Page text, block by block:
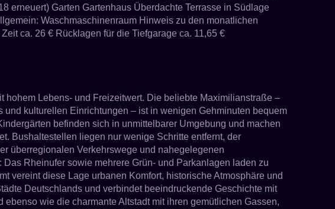
erneuert) Garten Gartenhaus Überdachte Terrasse in Südlage
Waschmaschinenraum Hinweis zu den monatlichen
ca. 26 € Rücklagen für die Tiefgarage ca. 11,65 €
Lebens- und Freizeitwert. Die beliebte Maximilianstraße –
kulturellen Einrichtungen – ist in wenigen Gehminuten bequem
befinden sich in unmittelbarer Umgebung und machen
Bushaltestellen liegen nur wenige Schritte entfernt, der
überregionalen Verkehrswege und nahegelegenen
Rheinufer sowie mehrere Grün- und Parkanlagen laden zu
vereint diese Lage urbanen Komfort, historische Atmosphäre und
Deutschlands und verbindet beeindruckende Geschichte mit
wie die charmante Altstadt mit ihren gemütlichen Gassen,